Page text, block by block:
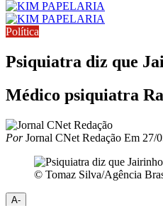
Política
Psiquiatra diz que
Médico psiquiatra
PorJornal CNet Redação Em 27/
© Tomaz Silva/Agência
A-